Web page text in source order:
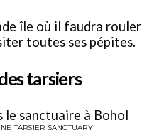
île où il faudra rouler
toutes ses pépites.
tarsiers
TARSIER SANCTUARY